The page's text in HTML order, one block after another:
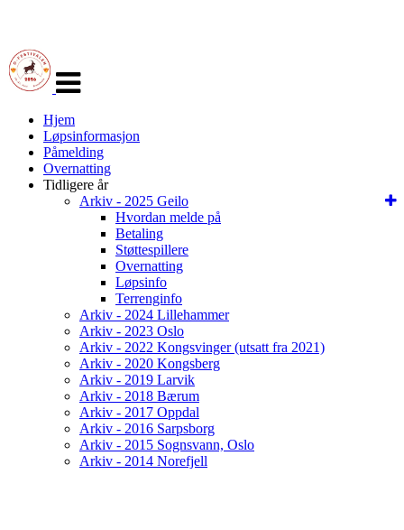
navigasjon
Hjem
Løpsinformasjon
Påmelding
Overnatting
Tidligere år
Arkiv - 2025 Geilo
Hvordan melde på
Betaling
Støttespillere
Overnatting
Løpsinfo
Terrenginfo
Arkiv - 2024 Lillehammer
Arkiv - 2023 Oslo
Arkiv - 2022 Kongsvinger (utsatt fra 2021)
Arkiv - 2020 Kongsberg
Arkiv - 2019 Larvik
Arkiv - 2018 Bærum
Arkiv - 2017 Oppdal
Arkiv - 2016 Sarpsborg
Arkiv - 2015 Sognsvann, Oslo
Arkiv - 2014 Norefjell